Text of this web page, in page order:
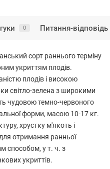
0 Питання-відповідь
сорт раннього терміну
укриттям плодів.
плодів і високою
світло-зелена з широкими
чудовою темно-червоного
форми, масою 10-17 кг.
хрустку м'якоть і
отримання ранньої
способом, у т. ч. з
укриттів.